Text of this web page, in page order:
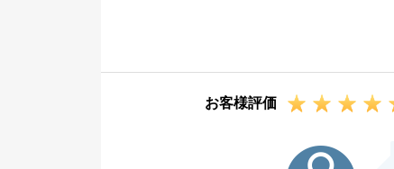
最後まで誠
お客様評価